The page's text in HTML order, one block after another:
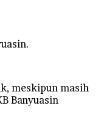
meskipun masih
Banyuasin